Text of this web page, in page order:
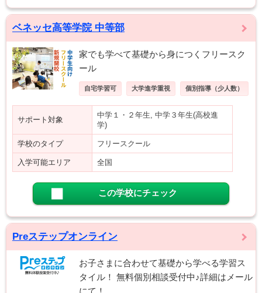
ベネッセ高等学院 中等部
家でも学べて基礎から身につくフリースク
ール
自宅学習可 大学進学重視 個別指導（少人数）
サポート対象
中学１・２年生, 中学３年生(高校進
学)
学校のタイプ フリースクール
入学可能エリア 全国
この学校にチェック
Preステップオンライン
お子さまに合わせて基礎から学べる学習ス
タイル！ 無料個別相談受付中♪詳細はメール
にて！